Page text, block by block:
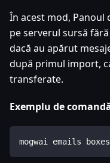
În acest mod, Panoul
pe serverul sursă
dacă au apărut
după primul import,
transferate.
Exemplu de
mogwai emails